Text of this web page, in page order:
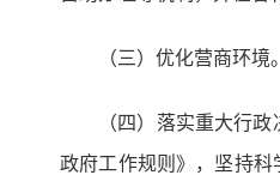
（三）优化营商环
（四）落实重大行
政府工作规则》，坚持